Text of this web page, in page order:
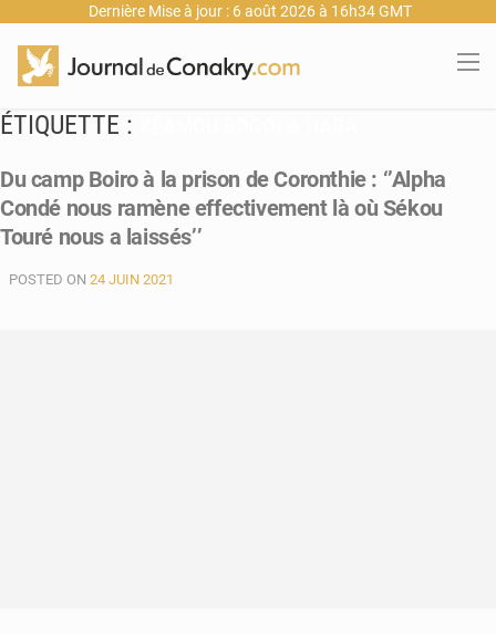
Dernière Mise à jour : 6 août 2026 à 16h34 GMT
ÉTIQUETTE :
Du camp Boiro à la prison de Coronthie : ‘’Alpha
Condé nous ramène effectivement là où Sékou
Touré nous a laissés’’
POSTED ON 24 JUIN 2021